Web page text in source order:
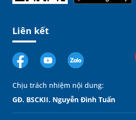
Liên kết
Chịu trách nhiệm nội dung:
GĐ. BSCKII. Nguyễn Đình Tuấn